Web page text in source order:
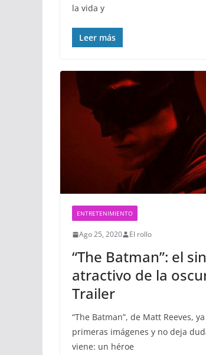
la vida y
Leer más
ENTRETENIMIENTO
Ago 25, 2020 El rollo
“The Batman”: el
atractivo de la
Trailer
“The Batman”, de Matt Reeves,
primeras imágenes y no deja
viene: un héroe